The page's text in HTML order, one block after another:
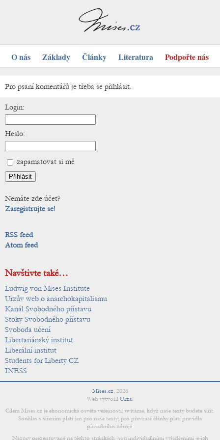
O nás Základy Články Literatura Podpořte nás
Pro psaní komentářů je třeba se přihlásit.
Login:
Heslo:
zapamatovat si mě
Nemáte zde účet?
Zaregistrujte se!
RSS feed
Atom feed
Navštivte také…
Ludwig von Mises Institute
Urzův web o anarchokapitalismu
Kanál Svobodného přístavu
Stoky Svobodného přístavu
Svoboda učení
Libertariánský institut
Liberální institut
Students for Liberty CZ
INESS
Mises.cz, 2026
Web vytvořil Urza.
Cílem Mises.cz je ekonomická osvěta veřejnosti; uvítáme, když naše texty budete šířit.
Souhlas s šířením platí jen pro naše texty; pro převzaté články platí pravidla
původního zdroje.
Názory prezentované na těchto stránkách jsou individuálními vyjádřeními jejich